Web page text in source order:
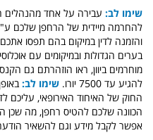
שימו לב: עבירה על אחד מהנהלים
להחרמה מיידית של הרחפן שלכם
והזמנה לדין במיקום בהם תפסו
בערים הגדולות ובמיקומים עם
מוחרמים ביוון, ראו הוזהרתם גם
להגיע עד 7500 יורו.
שימו לב:
החוק של האיחוד האירופאי, עליכם
הכוונה שלכם להטיס רחפן, מה שכן
אפשר לקבל מידע וגם להשאיר